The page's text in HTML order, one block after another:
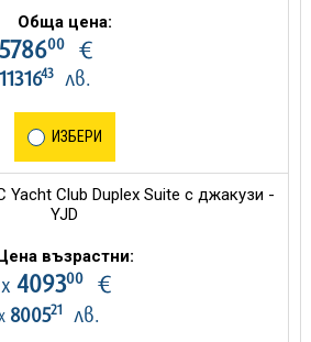
Обща цена:
578600€
1131643лв.
ИЗБЕРИ
Club Duplex Suite с джакузи -
YJD
възрастни:
х 409300€
800521 лв.